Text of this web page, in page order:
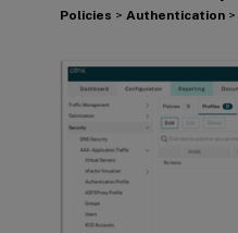
Policies > Authentication >